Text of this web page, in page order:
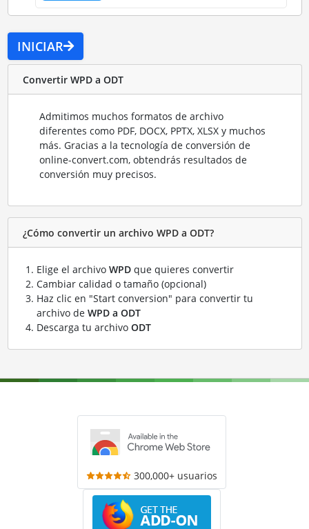
INICIAR
Convertir WPD a ODT
Admitimos muchos formatos de archivo
diferentes como PDF, DOCX, PPTX, XLSX y muchos
más. Gracias a la tecnología de conversión de
online-convert.com, obtendrás resultados de
conversión muy precisos.
¿Cómo convertir un archivo WPD a ODT?
Elige el archivo WPDque quieres convertir
Cambiar calidad o tamaño (opcional)
Haz clic en "Start conversion" para convertir tu
archivo de WPD a ODT
Descarga tu archivo ODT
300,000+ usuarios